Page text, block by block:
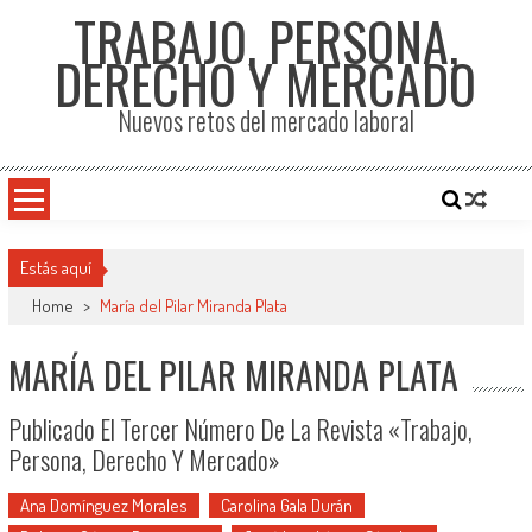
TRABAJO, PERSONA,
DERECHO Y MERCADO
Nuevos retos del mercado laboral
Estás aquí
Home > María del Pilar Miranda Plata
MARÍA DEL PILAR MIRANDA PLATA
Publicado El Tercer Número De La Revista «Trabajo,
Persona, Derecho Y Mercado»
Ana Domínguez Morales
Carolina Gala Durán